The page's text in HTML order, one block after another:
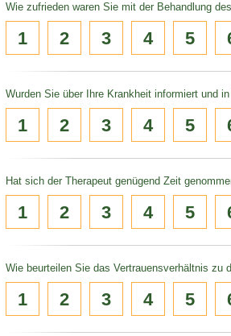
Wie zufrieden waren Sie mit der Behandlung
1 2 3 4 5
Wurden Sie über Ihre Krankheit informiert und
1 2 3 4 5
Hat sich der Therapeut genügend Zeit
1 2 3 4 5
Wie beurteilen Sie das Vertrauensverhältnis zu
1 2 3 4 5